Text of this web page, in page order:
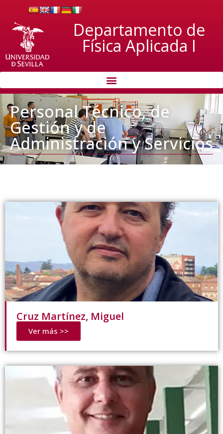
Departamento de
Física Aplicada I
Personal Técnico, de
Gestión y de
Administración y Servicios
Cruz Martínez, Miguel
Ver más >>